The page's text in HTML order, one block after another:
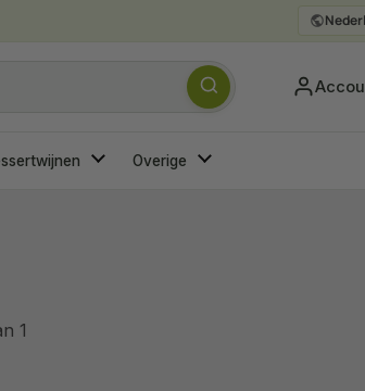
Verzenden
Overige
1